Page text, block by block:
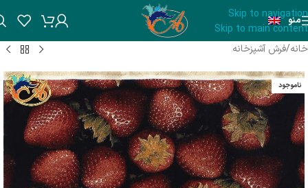
Skip to navigation
Skip to main content
منو
خانه/فرش آشپزخانه
ناموجود